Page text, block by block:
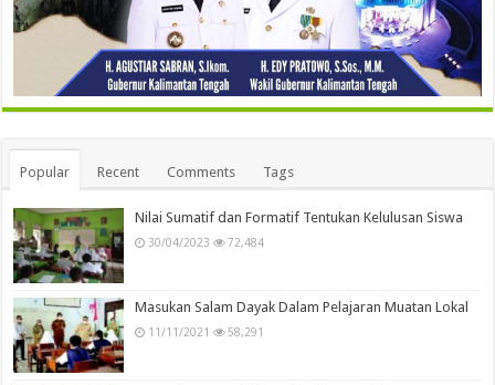
Popular Recent Comments Tags
Nilai Sumatif dan Formatif Tentukan Kelulusan Siswa
30/04/2023 72,484
Masukan Salam Dayak Dalam Pelajaran Muatan Lokal
11/11/2021 58,291